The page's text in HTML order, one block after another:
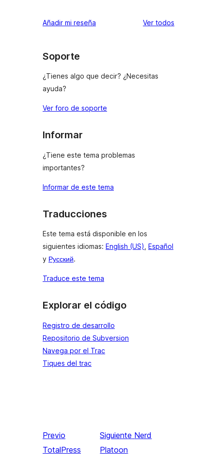
Añadir mi reseña Ver todos
Soporte
¿Tienes algo que decir? ¿Necesitas
ayuda?
Ver foro de soporte
Informar
¿Tiene este tema problemas
importantes?
Informar de este tema
Traducciones
Este tema está disponible en los
siguientes idiomas: English (US), Español
y Русский.
Traduce este tema
Explorar el código
Registro de desarrollo
Repositorio de Subversion
Navega por el Trac
Tiques del trac
Previo
TotalPress
Siguiente Nerd
Platoon